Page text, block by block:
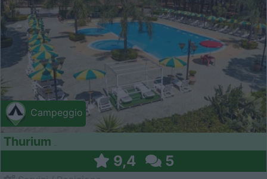
Campeggio
Thurium
9,4 5